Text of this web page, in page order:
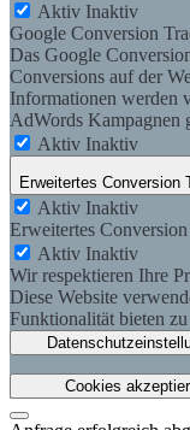
Aktiv Inaktiv
Google Conversion
Das Google
Conversions auf der
Informationen werden
AdWords Kampagnen
Aktiv Inaktiv
Erweitertes Conversion
Aktiv Inaktiv
Erweitertes
Aktiv Inaktiv
Wir respektieren Ihre
Diese Website
Funktionalität bieten
Cookies